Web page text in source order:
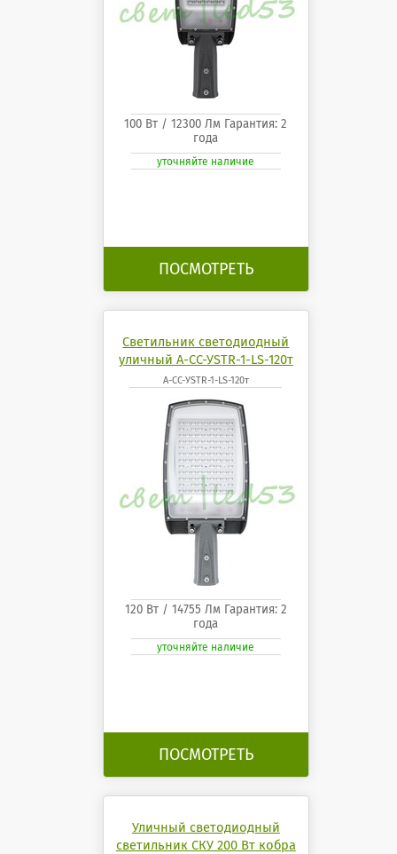
100 Вт / 12300 Лм Гарантия: 2
года
уточняйте наличие
ПОСМОТРЕТЬ
Светильник светодиодный
уличный А-СС-УSTR-1-LS-120т
А-СС-УSTR-1-LS-120т
120 Вт / 14755 Лм Гарантия: 2
года
уточняйте наличие
ПОСМОТРЕТЬ
Уличный светодиодный
светильник СКУ 200 Вт кобра